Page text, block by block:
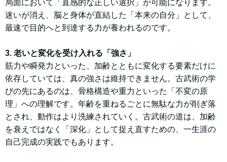
局面において「直感的な正しい選択」が可能になります。
迷いが消え、脳と身体が直結した「本来の自分」として、
最速で目的へと到達する力が養われるのです。
3. 老いと変化を受け入れる「強さ」
筋力や瞬発力といった、加齢とともに変化する要素だけに
依存していては、真の強さは維持できません。古武術の学
びの先にあるのは、骨格構造や重力といった「不変の原
理」への理解です。年齢を重ねるごとに無駄な力が削ぎ落
とされ、動作はより洗練されていく。古武術の道は、加齢
を衰えではなく「深化」として捉え直すための、一生涯の
自己完成の実践でもあります。